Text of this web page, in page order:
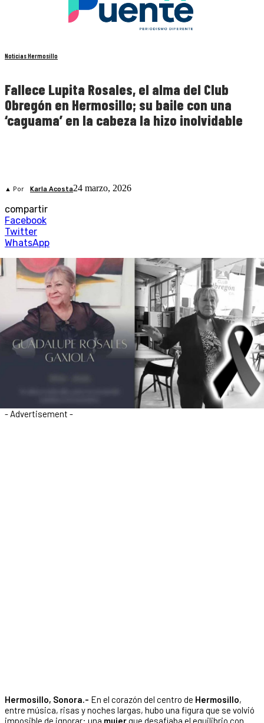
Noticias Hermosillo
Fallece Lupita Rosales, el alma del Club
Obregón en Hermosillo; su baile con una
‘caguama’ en la cabeza la hizo inolvidable
▲ Por Karla Acosta24 marzo, 2026
compartir
Facebook
Twitter
WhatsApp
- Advertisement -
Hermosillo, Sonora.- En el corazón del centro de Hermosillo,
entre música, risas y noches largas, hubo una figura que se volvió
imposible de ignorar: una mujerque desafiaba el equilibrio con